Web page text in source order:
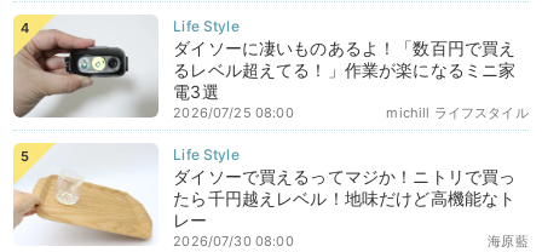
ダイソーに凄いものあるよ！「数百円で買え
るレベル超えてる！」作業が楽になるミニ家
電3選
michill ライフスタイル
2026/07/25 08:00
ダイソーで買えるってマジか！ニトリで買っ
たら千円越えレベル！地味だけど高機能なト
レー
海原藍
2026/07/30 08:00